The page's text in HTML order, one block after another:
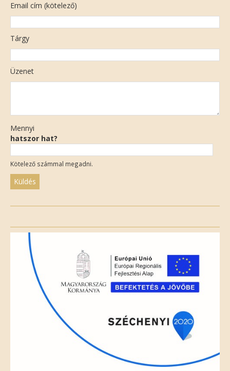
Email cím (kötelező)
Tárgy
Üzenet
Mennyi
hatszor hat?
Kötelező számmal megadni.
field
empty.